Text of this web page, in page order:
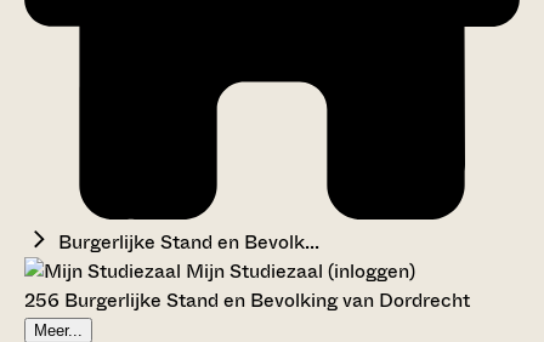
Burgerlijke Stand en Bevolk...
Mijn Studiezaal (inloggen)
256 Burgerlijke Stand en Bevolking van Dordrecht
Meer...